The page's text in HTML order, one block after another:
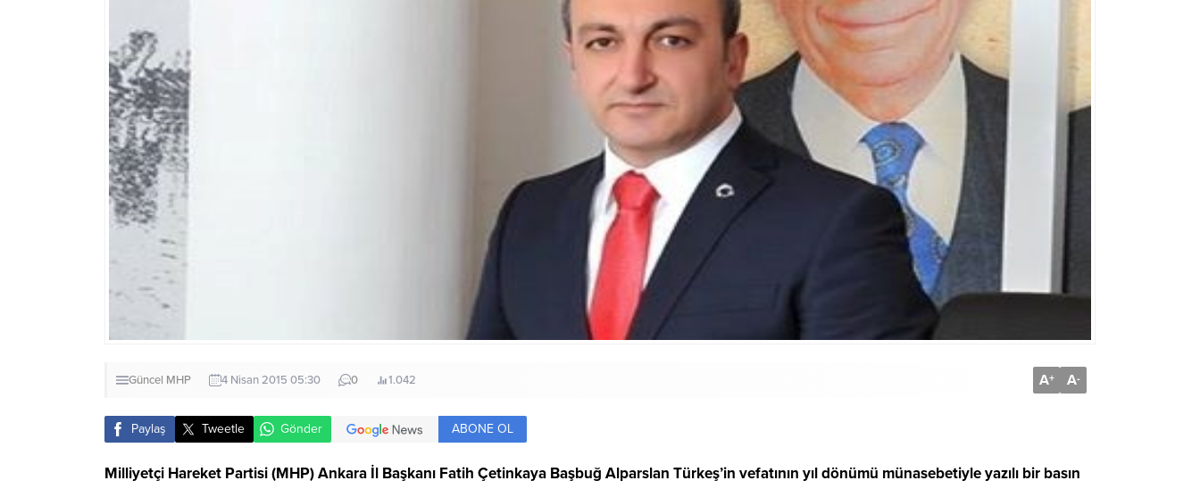
Güncel MHP 4 Nisan 2015 05:30 0 1.042 A+ A-
Paylaş Tweetle Gönder ABONE OL
Milliyetçi Hareket Partisi (MHP) Ankara İl Başkanı Fatih Çetinkaya Başbuğ Alparslan Türkeş’in vefatının yıl dönümü münasebetiyle yazılı bir basın